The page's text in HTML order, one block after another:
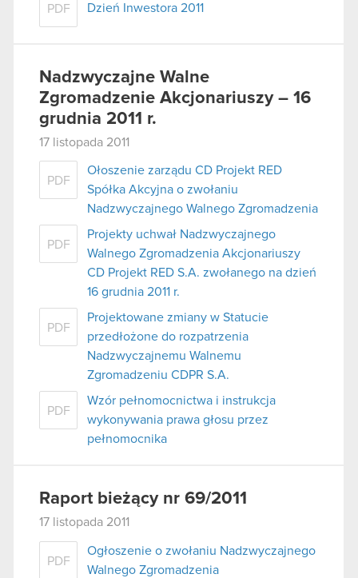
PDF Dzień Inwestora 2011
Nadzwyczajne Walne
Zgromadzenie Akcjonariuszy – 16
grudnia 2011 r.
17 listopada 2011
PDF
Ołoszenie zarządu CD Projekt RED
Spółka Akcyjna o zwołaniu
Nadzwyczajnego Walnego Zgromadzenia
PDF
Projekty uchwał Nadzwyczajnego
Walnego Zgromadzenia Akcjonariuszy
CD Projekt RED S.A. zwołanego na dzień
16 grudnia 2011 r.
PDF
Projektowane zmiany w Statucie
przedłożone do rozpatrzenia
Nadzwyczajnemu Walnemu
Zgromadzeniu CDPR S.A.
PDF
Wzór pełnomocnictwa i instrukcja
wykonywania prawa głosu przez
pełnomocnika
Raport bieżący nr 69/2011
17 listopada 2011
PDF
Ogłoszenie o zwołaniu Nadzwyczajnego
Walnego Zgromadzenia